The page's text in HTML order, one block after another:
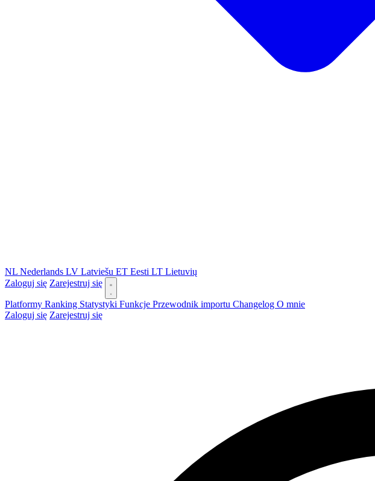
NL Nederlands LV Latviešu ET Eesti LT Lietuvių
Zaloguj się Zarejestruj się
Platformy Ranking Statystyki Funkcje Przewodnik importu Changelog O mnie
Zaloguj się Zarejestruj się